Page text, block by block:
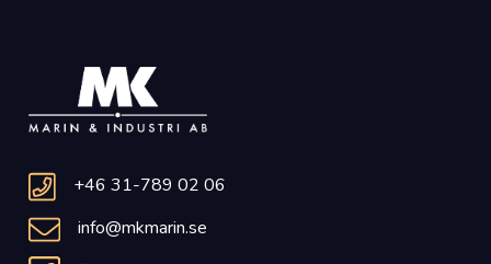
+46 31-789 02 06
info@mkmarin.se